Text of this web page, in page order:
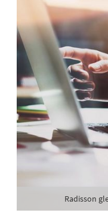
Radisson
Ich habe die
Anmelden